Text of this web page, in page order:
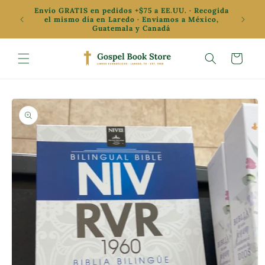
directamente
al contenido
Envío GRATIS en pedidos +$75 a EE.UU. · Recogida
el mismo día en Laredo · Enviamos a México,
Guatemala y Canadá
✦
Carrito
directamente
información
del producto